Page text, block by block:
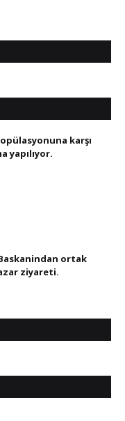
karşı
yapılıyor.
ortak
ziyareti.